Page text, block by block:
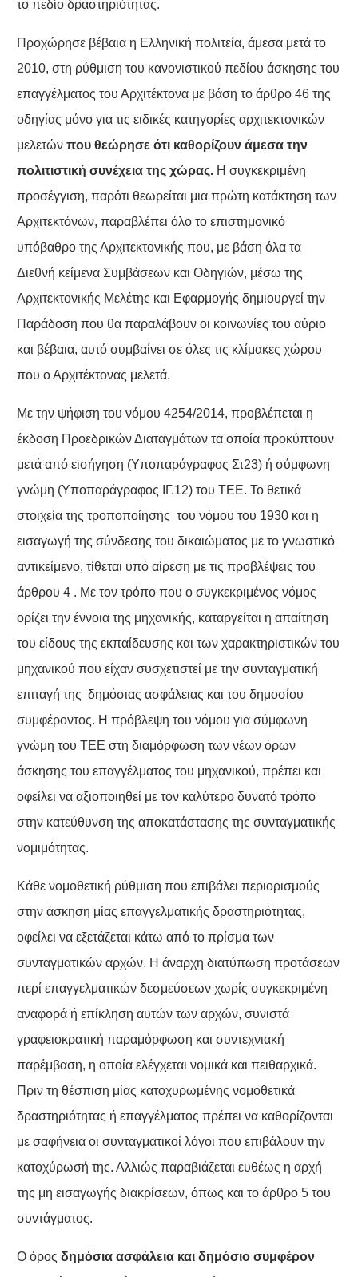
το πεδίο δραστηριότητας.
Προχώρησε βέβαια η Ελληνική πολιτεία, άμεσα μετά το
2010, στη ρύθμιση του κανονιστικού πεδίου άσκησης του
επαγγέλματος του Αρχιτέκτονα με βάση το άρθρο 46 της
οδηγίας μόνο για τις ειδικές κατηγορίες αρχιτεκτονικών
μελετών που θεώρησε ότι καθορίζουν άμεσα την
πολιτιστική συνέχεια της χώρας.Η συγκεκριμένη
προσέγγιση, παρότι θεωρείται μια πρώτη κατάκτηση των
Αρχιτεκτόνων, παραβλέπει όλο το επιστημονικό
υπόβαθρο της Αρχιτεκτονικής που, με βάση όλα τα
Διεθνή κείμενα Συμβάσεων και Οδηγιών, μέσω της
Αρχιτεκτονικής Μελέτης και Εφαρμογής δημιουργεί την
Παράδοση που θα παραλάβουν οι κοινωνίες του αύριο
και βέβαια, αυτό συμβαίνει σε όλες τις κλίμακες χώρου
που ο Αρχιτέκτονας μελετά.
Με την ψήφιση του νόμου 4254/2014, προβλέπεται η
έκδοση Προεδρικών Διαταγμάτων τα οποία προκύπτουν
μετά από εισήγηση (Υποπαράγραφος Στ23) ή σύμφωνη
γνώμη (Υποπαράγραφος ΙΓ.12) του ΤΕΕ. Το θετικά
στοιχεία της τροποποίησης του νόμου του 1930 και η
εισαγωγή της σύνδεσης του δικαιώματος με το γνωστικό
αντικείμενο, τίθεται υπό αίρεση με τις προβλέψεις του
άρθρου 4 . Με τον τρόπο που ο συγκεκριμένος νόμος
ορίζει την έννοια της μηχανικής, καταργείται η απαίτηση
του είδους της εκπαίδευσης και των χαρακτηριστικών του
μηχανικού που είχαν συσχετιστεί με την συνταγματική
επιταγή της δημόσιας ασφάλειας και του δημοσίου
συμφέροντος. Η πρόβλεψη του νόμου για σύμφωνη
γνώμη του ΤΕΕ στη διαμόρφωση των νέων όρων
άσκησης του επαγγέλματος του μηχανικού, πρέπει και
οφείλει να αξιοποιηθεί με τον καλύτερο δυνατό τρόπο
στην κατεύθυνση της αποκατάστασης της συνταγματικής
νομιμότητας.
Κάθε νομοθετική ρύθμιση που επιβάλει περιορισμούς
στην άσκηση μίας επαγγελματικής δραστηριότητας,
οφείλει να εξετάζεται κάτω από το πρίσμα των
συνταγματικών αρχών. Η άναρχη διατύπωση προτάσεων
περί επαγγελματικών δεσμεύσεων χωρίς συγκεκριμένη
αναφορά ή επίκληση αυτών των αρχών, συνιστά
γραφειοκρατική παραμόρφωση και συντεχνιακή
παρέμβαση, η οποία ελέγχεται νομικά και πειθαρχικά.
Πριν τη θέσπιση μίας κατοχυρωμένης νομοθετικά
δραστηριότητας ή επαγγέλματος πρέπει να καθορίζονται
με σαφήνεια οι συνταγματικοί λόγοι που επιβάλουν την
κατοχύρωσή της. Αλλιώς παραβιάζεται ευθέως η αρχή
της μη εισαγωγής διακρίσεων, όπως και το άρθρο 5 του
συντάγματος.
Ο όρος δημόσια ασφάλεια και δημόσιο συμφέρον